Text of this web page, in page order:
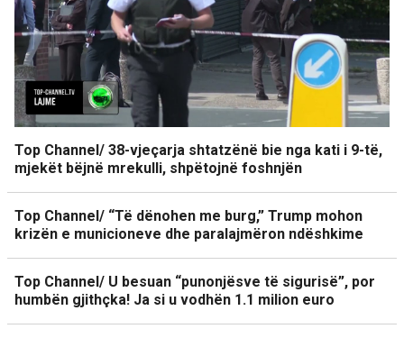
Top Channel/ 38-vjeçarja shtatzënë bie nga kati i 9-të,
mjekët bëjnë mrekulli, shpëtojnë foshnjën
Top Channel/ “Të dënohen me burg,” Trump mohon
krizën e municioneve dhe paralajmëron ndëshkime
Top Channel/ U besuan “punonjësve të sigurisë”, por
humbën gjithçka! Ja si u vodhën 1.1 milion euro